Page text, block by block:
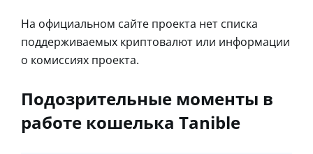
На официальном сайте проекта нет списка
поддерживаемых криптовалют или информации
о комиссиях проекта.
Подозрительные моменты в
работе кошелька Tanible